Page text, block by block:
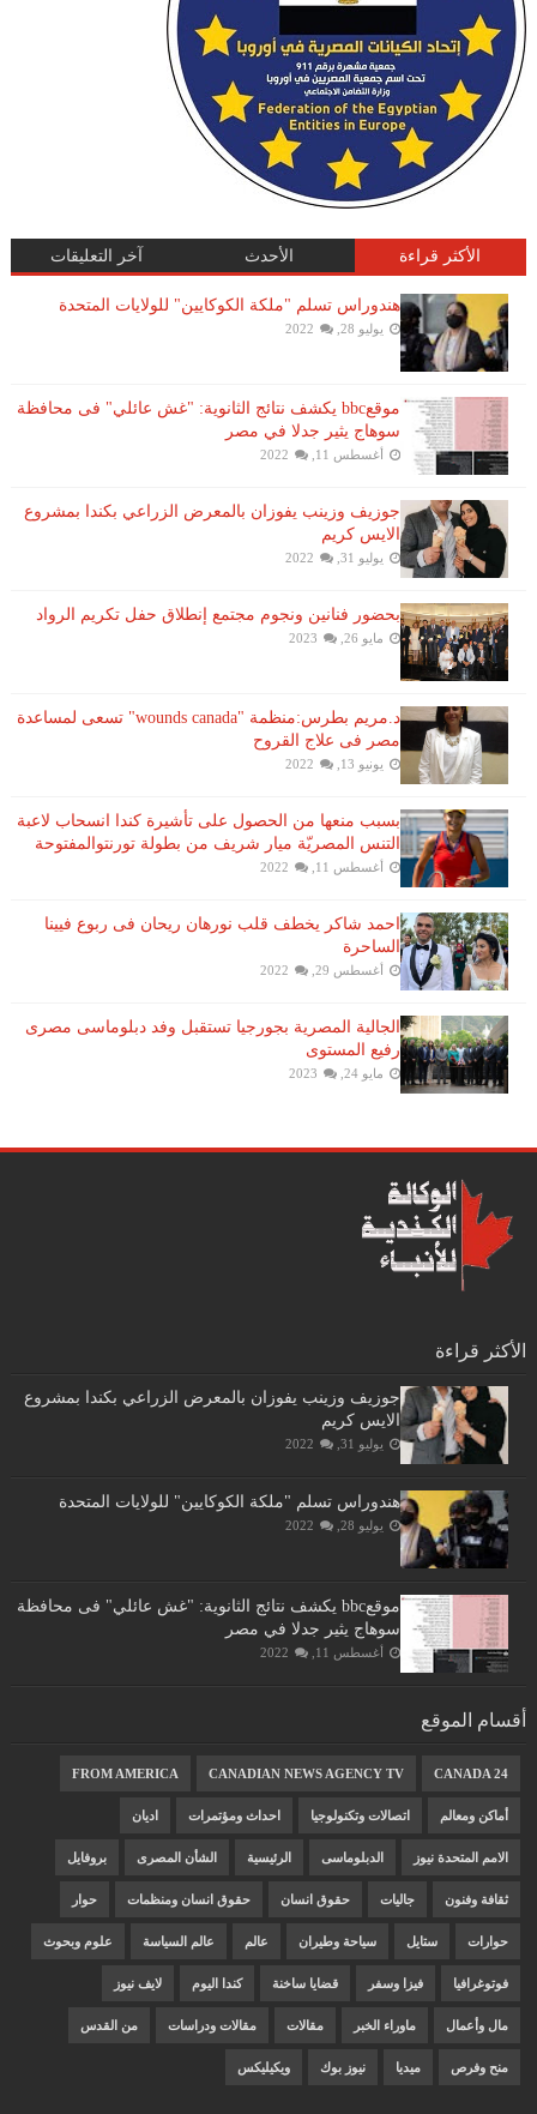
الأكثر قراءة الأحدث آخر التعليقات
هندوراس تسلم "ملكة الكوكايين" للولايات المتحدة
يوليو 28, 2022
موقعbbc يكشف نتائج الثانوية: "غش عائلي" فى محافظة
سوهاج يثير جدلا في مصر
أغسطس 11, 2022
جوزيف وزينب يفوزان بالمعرض الزراعي بكندا بمشروع
الايس كريم
يوليو 31, 2022
بحضور فنانين ونجوم مجتمع إنطلاق حفل تكريم الرواد
مايو 26, 2023
د.مريم بطرس:منظمة "wounds canada" تسعى لمساعدة
مصر فى علاج القروح
يونيو 13, 2022
بسبب منعها من الحصول على تأشيرة كندا انسحاب لاعبة ​
التنس​ المصريّة ​ميار شريف​ من بطولة ​تورنتو​المفتوحة
أغسطس 11, 2022
احمد شاكر يخطف قلب نورهان ريحان فى ربوع فيينا
الساحرة
أغسطس 29, 2022
الجالية المصرية بجورجيا تستقبل وفد دبلوماسى مصرى
رفيع المستوى
مايو 24, 2023
الأكثر قراءة
جوزيف وزينب يفوزان بالمعرض الزراعي بكندا بمشروع
الايس كريم
يوليو 31, 2022
هندوراس تسلم "ملكة الكوكايين" للولايات المتحدة
يوليو 28, 2022
موقعbbc يكشف نتائج الثانوية: "غش عائلي" فى محافظة
سوهاج يثير جدلا في مصر
أغسطس 11, 2022
أقسام الموقع
CANADA 24
CANADIAN NEWS AGENCY TV
FROM AMERICA
أماكن ومعالم اتصالات وتكنولوجيا احداث ومؤتمرات اديان
الامم المتحدة نيوز الدبلوماسى الرئيسية الشأن المصرى بروفايل
ثقافة وفنون جاليات حقوق انسان حقوق انسان ومنظمات حوار
حوارات ستايل سياحة وطيران عالم عالم السياسة علوم وبحوث
فوتوغرافيا فيزا وسفر قضايا ساخنة كندا اليوم لايف نيوز
مال وأعمال ماوراء الخبر مقالات مقالات ودراسات من القدس
منح وفرص ميديا نيوز بوك ويكيليكس